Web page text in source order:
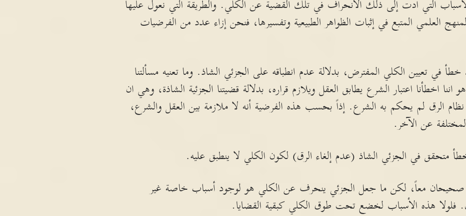
التي ادت إلى ذلك الانحراف في تلك القضية عن الكلي. والطريقة التي نعول عليها
العلمي المتبع في إثبات الظواهر الطبيعية وتفسيرها، فنحن إزاء عدد من الفرضيات
في تعيين الكلي المفترض، بدلالة عدم انطباقه على الجزئي الشاذ. وما تعنيه مسألتنا
اخطأنا اعتبار الشرع يطابق العقل ويلازم قراره، بدلالة قضيتنا الجزئية الشاذة، وهي ان
نظام الرق لم يحكم به الشرع. إذاً بحسب هذه الفرضية أنه لا ملازمة بين العقل والشرع،
عن الآخر.
متحقق في الجزئي الشاذ (عدم إلغاء الرق) لكون الكلي لا ينطبق عليه.
صحيحان معاً، لكن ما جعل الجزئي ينحرف عن الكلي هو لوجود أسباب خاصة غير
فلولا هذه الأسباب لخضع تحت طوق الكلي كبقية القضايا.